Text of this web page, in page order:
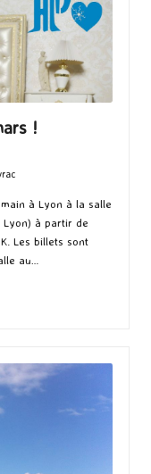
!
à Lyon à la salle
Lyon) à partir de
Les billets sont
au…